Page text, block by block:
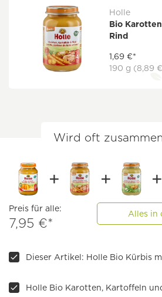
Holle
Bio
Rind
1,69 €*
190 g (8,89
Wird oft
Preis für alle:
7,95 €*
Alles in
Dieser Artikel: Holle Bio Kürbis
Holle Bio Karotten, Kartoffeln